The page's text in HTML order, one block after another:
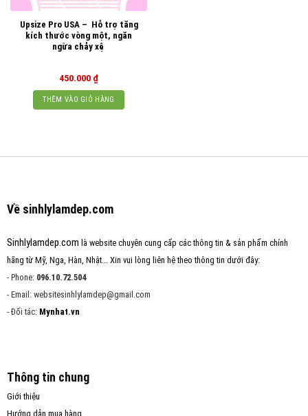
Upsize Pro USA – Hỗ trợ tăng
kích thước vòng một, ngăn
ngừa chảy xệ
450.000 ₫
THÊM VÀO GIỎ HÀNG
Về sinhlylamdep.com
Sinhlylamdep.com là website chuyên cung cấp các thông tin & sản phẩm chính
hãng từ Mỹ, Nga, Hàn, Nhật... Xin vui lòng liên hệ theo thông tin dưới đây:
- Phone: 096.10.72.504
- Email: websitesinhlylamdep@gmail.com
- Đối tác: Mynhat.vn
Thông tin chung
Giới thiệu
Hướng dẫn mua hàng